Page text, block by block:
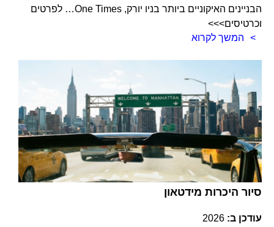
הבניינים האיקוניים ביותר בניו יורק, One Times… לפרטים
וכרטיסים>>>
המשך לקרוא
סיור היכרות מידטאון
עודכן ב: 2026